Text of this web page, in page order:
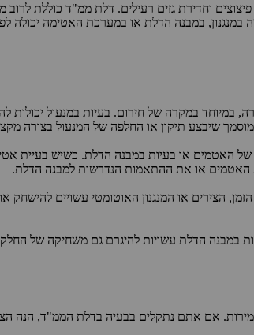
וחדירת גזים רעילים. דלת ממ"ד כוללת לרוב
במבנה הדלת או במערכת האטימה יכולה
במיוחד במקרה של חירום. בעיות במנעול
שיבצע תיקון או החלפה של המנעול בצורה
האטמים או בעיות במבנה הדלת. כשיש בעיית
האטמים או את ההתאמות הנדרשות למבנה הדלת.
הצירים או המנגנון האוטומטי עשויים להישחק
במבנה הדלת עשויות להיגרם גם משחיקה של
אם אתם נתקלים בבעיה בדלת הממ"ד, הנה